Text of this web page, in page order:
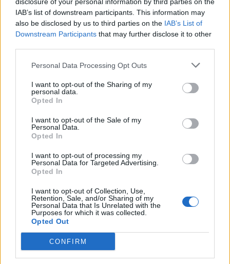
IAB’s list of downstream participants. This information may
also be disclosed by us to third parties on the IAB’s List of
Downstream Participants that may further disclose it to other
Personal Data Processing Opt Outs
I want to opt-out of the Sharing of my
personal data.
Opted In
I want to opt-out of the Sale of my
Personal Data.
Opted In
I want to opt-out of processing my
Personal Data for Targeted Advertising.
Opted In
I want to opt-out of Collection, Use,
Retention, Sale, and/or Sharing of my
Personal Data that Is Unrelated with the
Purposes for which it was collected.
Opted Out
CONFIRM
Dylan2017: Phutura si cara,ieri e' rientrata a casa😍
🥰 grazie mia cara😍
11 Giugno 2025 alle ore 09:29
·Ti stimo ·Rispondi
Benemerita59:Buongiorno
11 Giugno 2025 alle ore 09:31
·Ti stimo·Rispondi
Phutura:
11 Giugno 2025 alle ore 09:31
·Ti stimo
PAOLA63:Buongiorno 😘
1